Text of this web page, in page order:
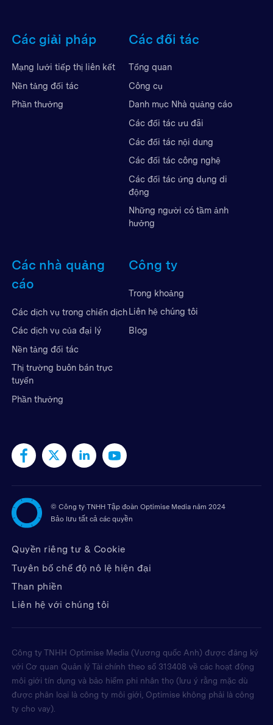
Các giải pháp
Mạng lưới tiếp thị liên kết
Nền tảng đối tác
Phần thưởng
Các đối tác
Tổng quan
Công cụ
Danh mục Nhà quảng cáo
Các đối tác ưu đãi
Các đối tác nội dung
Các đối tác công nghệ
Các đối tác ứng dụng di
động
Những người có tầm ảnh
hưởng
Các nhà quảng
cáo
Các dịch vụ trong chiến dịch
Các dịch vụ của đại lý
Nền tảng đối tác
Thị trường buôn bán trực
tuyến
Phần thưởng
Công ty
Trong khoảng
Liên hệ chúng tôi
Blog
© Công ty TNHH Tập đoàn Optimise Media năm 2024
Bảo lưu tất cả các quyền
Quyền riêng tư & Cookie
Tuyên bố chế độ nô lệ hiện đại
Than phiền
Liên hệ với chúng tôi
Công ty TNHH Optimise Media (Vương quốc Anh) được đăng ký
với Cơ quan Quản lý Tài chính theo số 313408 về các hoạt động
môi giới tín dụng và bảo hiểm phi nhân thọ (lưu ý rằng mặc dù
được phân loại là công ty môi giới, Optimise không phải là công
ty cho vay).